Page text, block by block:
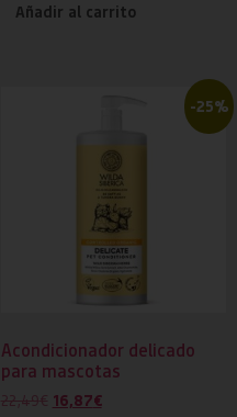
Añadir al carrito
-25%
Acondicionador delicado
para mascotas
22,49€ 16,87€